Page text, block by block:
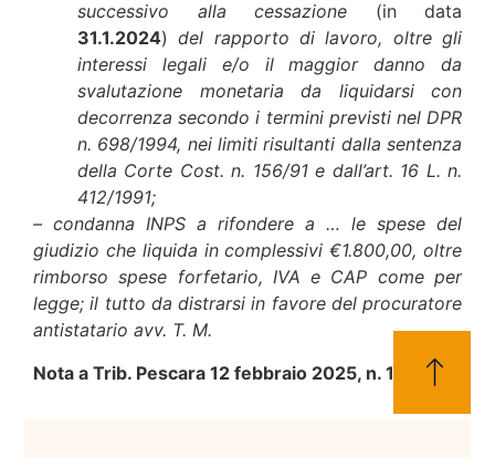
successivo alla cessazione (in data
31.1.2024)del rapporto di lavoro, oltre gli
interessi legali e/o il maggior danno da
svalutazione monetaria da liquidarsi con
decorrenza secondo i termini previsti nel DPR
n. 698/1994, nei limiti risultanti dalla sentenza
della Corte Cost. n. 156/91 e dall’art. 16 L. n.
412/1991;
– condanna INPS a rifondere a … le spese del
giudizio che liquida in complessivi €1.800,00, oltre
rimborso spese forfetario, IVA e CAP come per
legge; il tutto da distrarsi in favore del procuratore
antistatario avv. T. M.
Nota a Trib. Pescara 12 febbraio 2025, n. 113